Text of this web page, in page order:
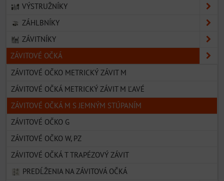
VÝSTRUŽNÍKY
ZÁHLBNÍKY
ZÁVITNÍKY
ZÁVITOVÉ OČKÁ
ZÁVITOVÉ OČKO METRICKÝ ZÁVIT M
ZÁVITOVÉ OČKÁ METRICKÝ ZÁVIT M ĽAVÉ
ZÁVITOVÉ OČKÁ M S JEMNÝM STÚPANÍM
ZÁVITOVÉ OČKO G
ZÁVITOVÉ OČKO W, PZ
ZÁVITOVÉ OČKÁ T TRAPÉZOVÝ ZÁVIT
PREDĹŽENIA NA ZÁVITOVÁ OČKÁ